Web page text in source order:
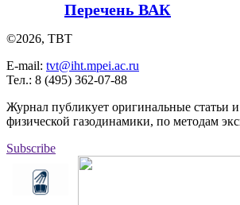
Перечень ВАК
©2026, ТВТ
E-mail: tvt@iht.mpei.ac.ru
Тел.: 8 (495) 362-07-88
Журнал публикует оригинальные статьи
физической газодинамики, по методам
Subscribe